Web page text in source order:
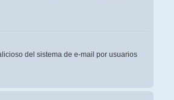
del sistema de e-mail por usuarios